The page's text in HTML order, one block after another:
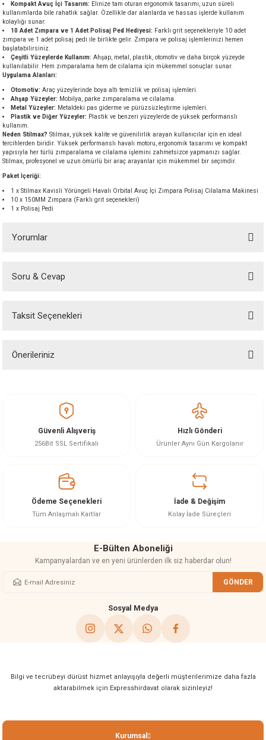
Üfleme Makinesi
Kompakt Avuç İçi Tasarım: Elinize tam oturan ergonomik tasarımı, uzun süreli
kullanımlarda bile rahatlık sağlar. Özellikle dar alanlarda ve hassas işlerde kullanım
kolaylığı sunar.
10 Adet Zımpara ve 1 Adet Polisaj Ped Hediyesi: Farklı grit seçenekleriyle 10 adet
zımpara ve 1 adet polisaj pedi ile birlikte gelir. Zımpara ve polisaj işlemlerinizi hemen
başlatabilirsiniz.
Çeşitli Yüzeylerde Kullanım: Ahşap, metal, plastik, otomotiv ve daha birçok yüzeyde
kullanılabilir. Hem zımparalama hem de cilalama için mükemmel sonuçlar sunar.
Uygulama Alanları:
Otomotiv: Araç yüzeylerinde boya altı temizlik ve polisaj işlemleri.
Ahşap Yüzeyler: Mobilya, parke zımparalama ve cilalama.
Metal Yüzeyler: Metaldeki pas giderme ve pürüzsüzleştirme işlemleri.
Plastik ve Diğer Yüzeyler: Plastik ve benzeri yüzeylerde de yüksek performanslı
kullanım.
Neden Stilmax? Stilmax, yüksek kalite ve güvenilirlik arayan kullanıcılar için en ideal
tercihlerden biridir. Yüksek performanslı havalı motoru, ergonomik tasarımı ve kompakt
yapısıyla her türlü zımparalama ve cilalama işlemini zahmetsizce yapmanızı sağlar.
Stilmax, profesyonel ve uzun ömürlü bir araç arayanlar için mükemmel bir seçimdir.
Paket İçeriği:
1 x Stilmax Kavisli Yörüngeli Havalı Orbital Avuç İçi Zımpara Polisaj Cilalama Makinesi
10 x 150MM Zımpara (Farklı grit seçenekleri)
1 x Polisaj Pedi
Yorumlar
Soru & Cevap
Ürün hakkında henüz soru sorulmamış.
Taksit Seçenekleri
Önerileriniz
Görüş ve önerileriniz için teşekkür ederiz.
Ürün resmi kalitesiz, bozuk veya görüntülenemiyor.
Ürün bilgilerinde hatalar bulunuyor.
Bu ürüne benzer farklı alternatifler olmalı.
Güvenli Alışveriş
256Bit SSL Sertifikalı
Hızlı Gönderi
Ürünler Aynı Gün Kargolanır
Ödeme Seçenekleri
Tüm Anlaşmalı Kartlar
İade & Değişim
Kolay İade Süreçleri
E-Bülten Aboneliği
Kampanyalardan ve en yeni ürünlerden ilk siz haberdar olun!
GÖNDER
Sosyal Medya
Bilgi ve tecrübeyi dürüst hizmet anlayışıyla değerli müşterilerimize daha fazla
aktarabilmek için Expresshirdavat olarak sizinleyiz!
Kurumsal